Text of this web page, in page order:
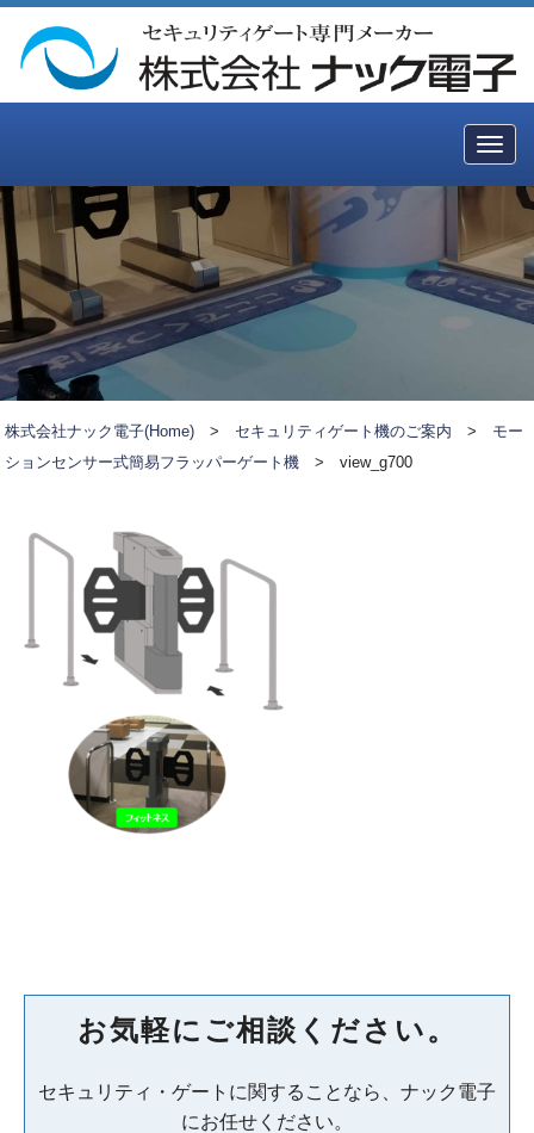
株式会社ナック電子(Home) > セキュリティゲート機のご案内 > モー
ションセンサー式簡易フラッパーゲート機 >view_g700
お気軽にご相談ください。
セキュリティ・ゲートに関することなら、ナック電子
にお任せください。